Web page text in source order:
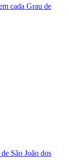
cada Grau de